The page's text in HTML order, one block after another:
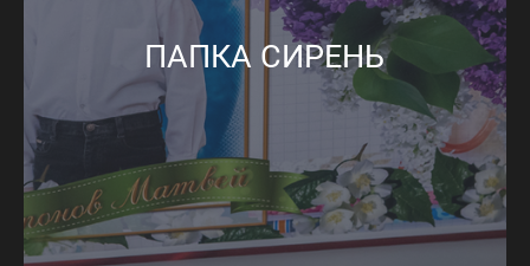
ПАПКА СИРЕНЬ